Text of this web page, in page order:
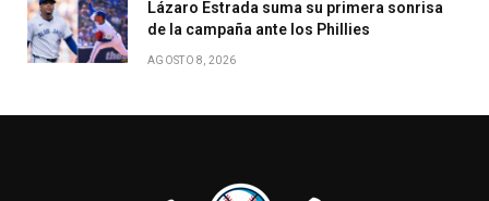
Lázaro Estrada suma su primera sonrisa
de la campaña ante los Phillies
AGOSTO 8, 2026